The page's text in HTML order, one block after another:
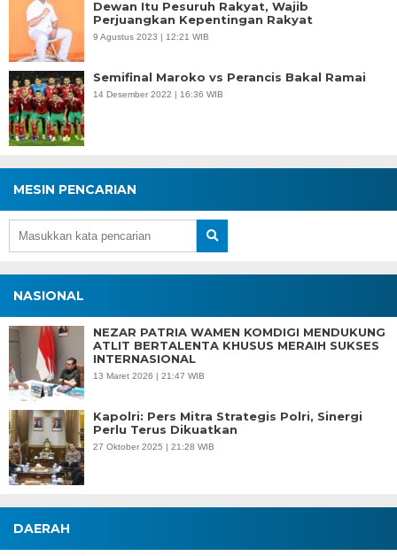
Dewan Itu Pesuruh Rakyat, Wajib
Perjuangkan Kepentingan Rakyat
9 Agustus 2023 | 12:21 WIB
Semifinal Maroko vs Perancis Bakal Ramai
14 Desember 2022 | 16:36 WIB
MESIN PENCARIAN
NASIONAL
NEZAR PATRIA WAMEN KOMDIGI MENDUKUNG
ATLIT BERTALENTA KHUSUS MERAIH SUKSES
INTERNASIONAL
13 Maret 2026 | 21:47 WIB
Kapolri: Pers Mitra Strategis Polri, Sinergi
Perlu Terus Dikuatkan
27 Oktober 2025 | 21:28 WIB
DAERAH